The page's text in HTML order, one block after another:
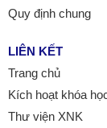
Quy định chung
LIÊN KẾT
Trang chủ
Kích hoạt khóa
Thư viện XNK